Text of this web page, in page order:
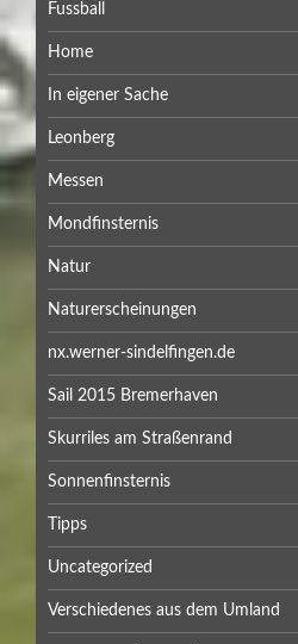
Fussball
Home
In eigener Sache
Leonberg
Messen
Mondfinsternis
Natur
Naturerscheinungen
nx.werner-sindelfingen.de
Sail 2015 Bremerhaven
Skurriles am Straßenrand
Sonnenfinsternis
Tipps
Uncategorized
Verschiedenes aus dem Umland